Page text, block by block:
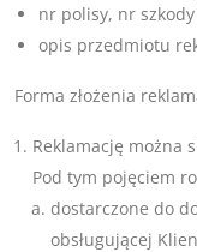
nr polisy, nr
opis przedmiotu
Forma złożenia
Reklamację można
Pod tym pojęciem
dostarczone do
obsługującej